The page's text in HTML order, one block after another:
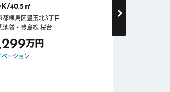
40.5㎡
都練馬区豊玉北3丁目
池袋・豊島線 桜台
万円
ベーション